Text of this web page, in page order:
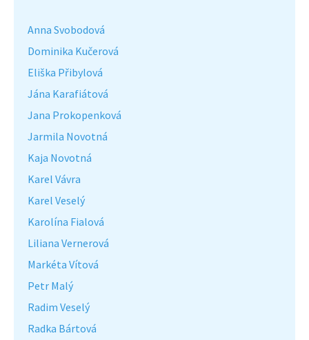
Anna Svobodová
Dominika Kučerová
Eliška Přibylová
Jána Karafiátová
Jana Prokopenková
Jarmila Novotná
Kaja Novotná
Karel Vávra
Karel Veselý
Karolína Fialová
Liliana Vernerová
Markéta Vítová
Petr Malý
Radim Veselý
Radka Bártová